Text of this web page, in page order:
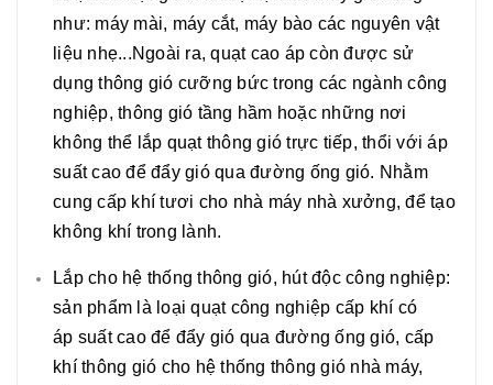
như: máy mài, máy cắt, máy bào các nguyên vật
liệu nhẹ...Ngoài ra, quạt cao áp còn được sử
dụng thông gió cưỡng bức trong các ngành công
nghiệp, thông gió tầng hầm hoặc những nơi
không thể lắp quạt thông gió trực tiếp, thổi với áp
suất cao để đẩy gió qua đường ống gió. Nhằm
cung cấp khí tươi cho nhà máy nhà xưởng, để tạo
không khí trong lành.
Lắp cho hệ thống thông gió, hút độc công nghiệp:
sản phẩm là loại quạt công nghiệp cấp khí có
áp suất cao để đẩy gió qua đường ống gió, cấp
khí thông gió cho hệ thống thông gió nhà máy,